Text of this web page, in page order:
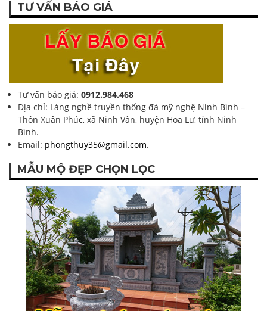
TƯ VẤN BÁO GIÁ
Tư vấn báo giá: 0912.984.468
Địa chỉ: Làng nghề truyền thống đá mỹ nghệ Ninh Bình –
Thôn Xuân Phúc, xã Ninh Vân, huyện Hoa Lư, tỉnh Ninh
Bình.
Email: phongthuy35@gmail.com.
MẪU MỘ ĐẸP CHỌN LỌC